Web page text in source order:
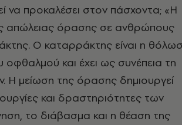
να προκαλέσει στον πάσχοντα; «Η
απώλειας όρασης σε ανθρώπους
Ο καταρράκτης είναι η
και έχει ως συνέπεια τη
μείωση της όρασης δημιουργεί
και δραστηριότητες των
το διάβασμα και η θέαση της